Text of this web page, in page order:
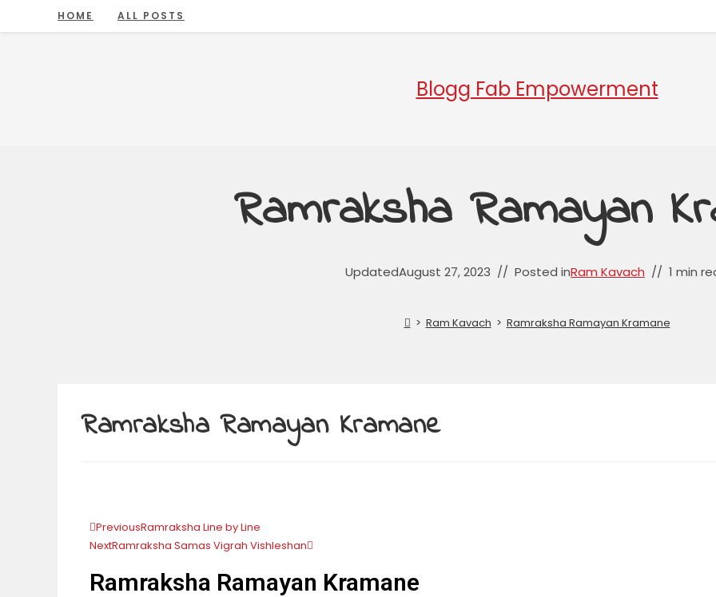
HOME ALL POSTS
Blogg Fab Empowerment
Ramraksha Ramayan
UpdatedAugust 27, 2023 Posted inRam Kavach 1 min
> Ram Kavach > Ramraksha Ramayan Kramane
Ramraksha Ramayan Kramane
PreviousRamraksha Line by Line
NextRamraksha Samas Vigrah Vishleshan
Ramraksha Ramayan Kramane